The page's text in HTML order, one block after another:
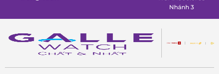
Đánh giá chi tiết Frederique Constant FC-
303S4C26
Nhánh 3